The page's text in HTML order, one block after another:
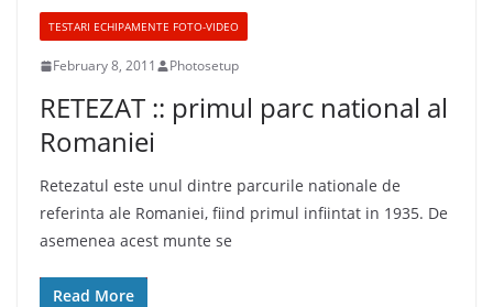
TESTARI ECHIPAMENTE FOTO-VIDEO
February 8, 2011 Photosetup
RETEZAT :: primul parc national al
Romaniei
Retezatul este unul dintre parcurile nationale de
referinta ale Romaniei, fiind primul infiintat in 1935. De
asemenea acest munte se
Read More